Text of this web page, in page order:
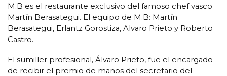
M.B es el restaurante exclusivo del famoso chef vasco
Martín Berasategui. El equipo de M.B: Martín
Berasategui, Erlantz Gorostiza, Alvaro Prieto y Roberto
Castro.
El sumiller profesional, Álvaro Prieto, fue el encargado
de recibir el premio de manos del secretario del